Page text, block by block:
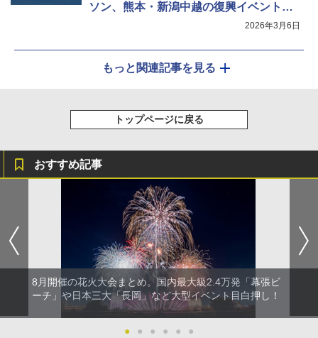
ソン、熊本・新潟中越の復興イベントな
2026年3月6日
もっと関連記事を見る
トップページに戻る
おすすめ記事
8月開催の花火大会まとめ。国内最大級2.4万発「幕張ビ
ーチ」や日本三大「長岡」など大型イベント目白押し！
● ● ● ● ● ●